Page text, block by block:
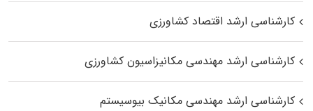
کارشناسی ارشد اقتصاد کشاورزی
کارشناسی ارشد مهندسی مکانیزاسیون کشاورزی
کارشناسی ارشد مهندسی مکانیک بیوسیستم